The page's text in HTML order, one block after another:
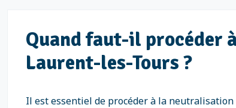
Quand faut-il procéder
Laurent-les-Tours ?
Il est essentiel de procéder à la